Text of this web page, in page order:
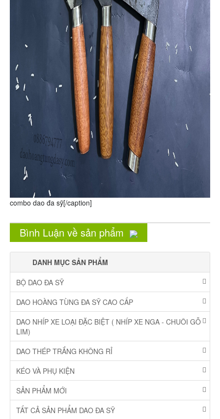
combo dao đa sỹ[/caption]
Bình Luận về sản phẩm
DANH MỤC SẢN PHẨM
BỘ DAO ĐA SỸ
DAO HOÀNG TÙNG ĐA SỸ CAO CẤP
DAO NHÍP XE LOẠI ĐẶC BIỆT ( NHÍP XE NGA - CHUÔI GỖ
LIM)
DAO THÉP TRẮNG KHÔNG RỈ
KÉO VÀ PHỤ KIỆN
SẢN PHẨM MỚI
TẤT CẢ SẢN PHẨM DAO ĐA SỸ